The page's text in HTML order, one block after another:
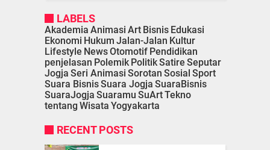
LABELS
Akademia Animasi Art Bisnis Edukasi
Ekonomi Hukum Jalan-Jalan Kultur
Lifestyle NewsOtomotif Pendidikan
penjelasan Polemik PolitikSatire Seputar
Jogja Seri Animasi Sorotan Sosial Sport
Suara BisnisSuara Jogja SuaraBisnis
SuaraJogja Suaramu SuArtTekno
tentang Wisata Yogyakarta
RECENT POSTS